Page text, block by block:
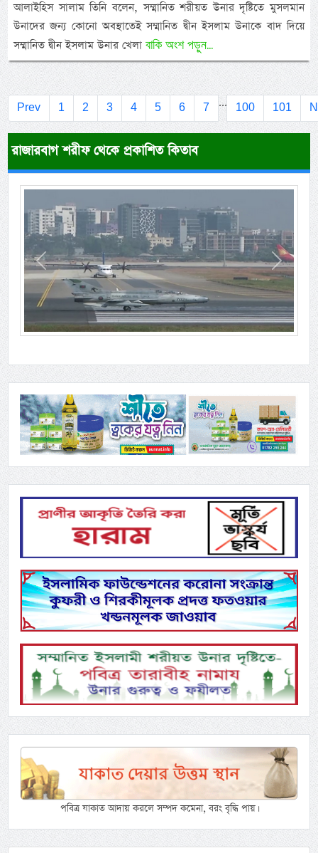
আলাইহিস সালাম তিনি বলেন, সম্মানিত শরীয়ত উনার দৃষ্টিতে মুসলমান
উনাদের জন্য কোনো অবস্থাতেই সম্মানিত দ্বীন ইসলাম উনাকে বাদ দিয়ে
সম্মানিত দ্বীন ইসলাম উনার খেলাবাকি অংশ পড়ুন...
Prev 1 2 3 4 5 6 7 ... 100 101
রাজারবাগ শরীফ থেকে প্রকাশিত কিতাব
Previous Next
পবিত্র যাকাত আদায় করলে সম্পদ কমেনা, বরং বৃদ্ধি পায়।